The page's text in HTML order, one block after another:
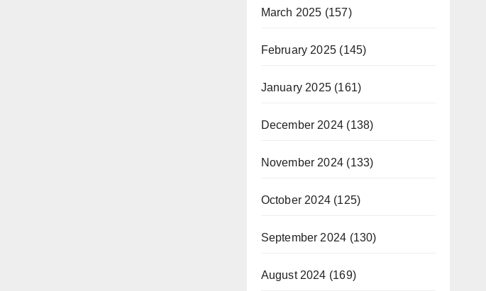
March 2025 (157)
February 2025 (145)
January 2025(161)
December 2024 (138)
November 2024 (133)
October 2024(125)
September 2024 (130)
August 2024 (169)